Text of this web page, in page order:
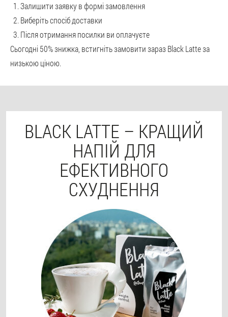
Залишити заявку в формі замовлення
Виберіть спосіб доставки
Після отримання посилки ви оплачуєте
Сьогодні 50% знижка, встигніть замовити зараз Black Latte за
низькою ціною.
BLACK LATTE – КРАЩИЙ
НАПІЙ ДЛЯ
ЕФЕКТИВНОГО
СХУДНЕННЯ